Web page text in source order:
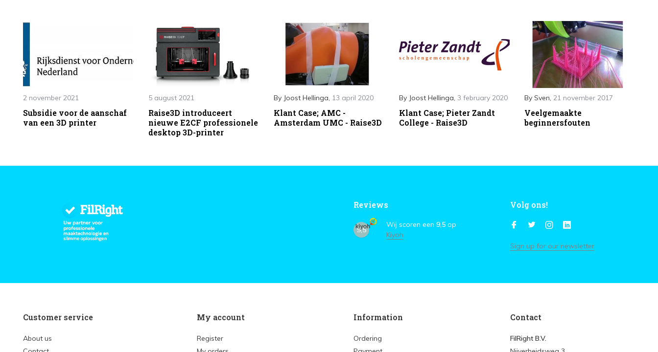
2 november 2021
Subsidie voor de aanschaf
van een 3D printer
5 august 2021
Raise3D introduceert
nieuwe E2CF professionele
desktop 3D-printer
By Joost Hellinga, 13 april 2020
Klant Case; AMC -
Amsterdam UMC - Raise3D
By Joost Hellinga, 3 february 2020
Klant Case; Pieter Zandt
College - Raise3D
By Sven, 21 november 2017
Veelgemaakte
beginnersfouten
Reviews
9,5
Wij scoren een 9,5 op
Kiyoh
Volg ons!
Sign up for our newsletter
Customer service
About us
My account
Register
Information
Ordering
Contact
FilRight B.V.